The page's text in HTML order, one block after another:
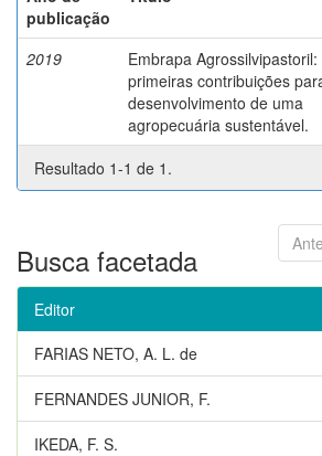
publicação
2019
Embrapa Agrossilvipastoril:
primeiras contribuições
desenvolvimento de uma
agropecuária sustentável.
Resultado 1-1 de 1.
Busca facetada
Editor
FARIAS NETO, A. L. de
FERNANDES JUNIOR, F.
IKEDA, F. S.